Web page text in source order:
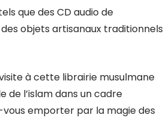
que des CD audio de
objets artisanaux traditionnels
à cette librairie musulmane
de l’islam dans un cadre
emporter par la magie des